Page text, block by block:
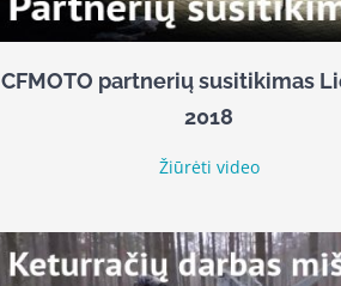
CFMOTO partnerių susitikimas
2018
Žiūrėti video